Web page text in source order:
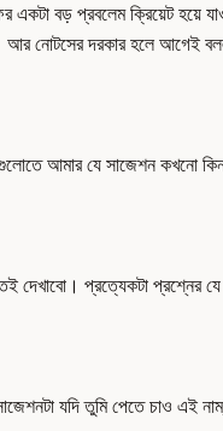
বড় প্রবলেম ক্রিয়েট হয়ে
আর নোটসের দরকার হলে আগেই
আমার যে সাজেশন কখনো
প্রত্যেকটা প্রশ্নের যে
যদি তুমি পেতে চাও এই